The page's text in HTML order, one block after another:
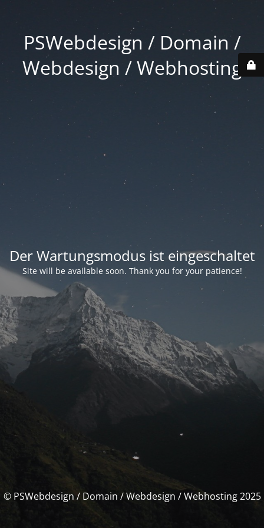
PSWebdesign / Domain /
Webdesign / Webhosting
Der Wartungsmodus ist eingeschaltet
Site will be available soon. Thank you for your patience!
© PSWebdesign / Domain / Webdesign / Webhosting 2025